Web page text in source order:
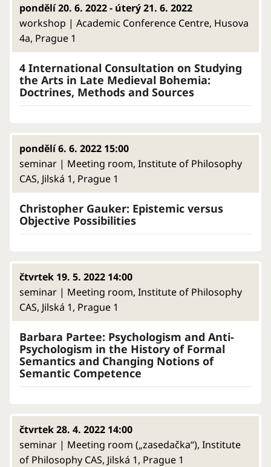
pondělí 20. 6. 2022 - úterý 21. 6. 2022
workshop | Academic Conference Centre, Husova
4a, Prague 1
4 International Consultation on Studying
the Arts in Late Medieval Bohemia:
Doctrines, Methods and Sources
pondělí 6. 6. 2022 15:00
seminar | Meeting room, Institute of Philosophy
CAS, Jilská 1, Prague 1
Christopher Gauker: Epistemic versus
Objective Possibilities
čtvrtek 19. 5. 2022 14:00
seminar | Meeting room, Institute of Philosophy
CAS, Jilská 1, Prague 1
Barbara Partee: Psychologism and Anti-
Psychologism in the History of Formal
Semantics and Changing Notions of
Semantic Competence
čtvrtek 28. 4. 2022 14:00
seminar | Meeting room („zasedačka“), Institute
of Philosophy CAS, Jilská 1, Prague 1